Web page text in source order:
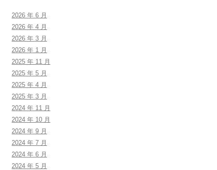
2026 年 6 月
2026 年 4 月
2026 年 3 月
2026 年 1 月
2025 年 11 月
2025 年 5 月
2025 年 4 月
2025 年 3 月
2024 年 11 月
2024 年 10 月
2024 年 9 月
2024 年 7 月
2024 年 6 月
2024 年 5 月